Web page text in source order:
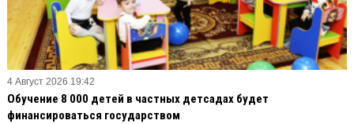
4 Август 2026 19:42
Обучение 8 000 детей в частных детсадах будет
финансироваться государством